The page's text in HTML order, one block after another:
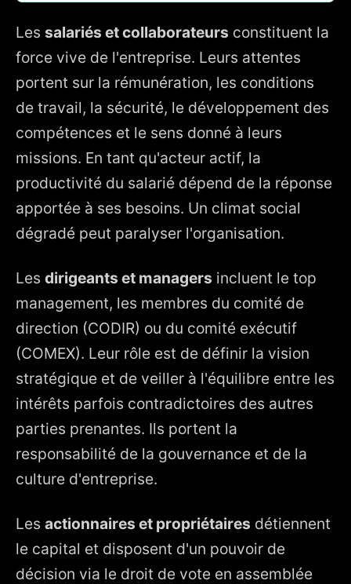
Les salariés et collaborateurs constituent la
force vive de l'entreprise. Leurs attentes
portent sur la rémunération, les conditions
de travail, la sécurité, le développement des
compétences et le sens donné à leurs
missions. En tant qu'acteur actif, la
productivité du salarié dépend de la réponse
apportée à ses besoins. Un climat social
dégradé peut paralyser l'organisation.
Les dirigeants et managers incluent le top
management, les membres du comité de
direction (CODIR) ou du comité exécutif
(COMEX). Leur rôle est de définir la vision
stratégique et de veiller à l'équilibre entre les
intérêts parfois contradictoires des autres
parties prenantes. Ils portent la
responsabilité de la gouvernance et de la
culture d'entreprise.
Les actionnaires et propriétaires détiennent
le capital et disposent d'un pouvoir de
décision via le droit de vote en assemblée